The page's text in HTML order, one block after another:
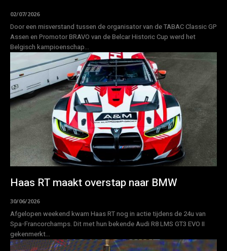
02/07/2026
Door een misverstand tussen de organisator van de TABAC Classic GP
Assen en Promotor BRAVO van de Belcar Historic Cup werd het
Belgisch kampioenschap...
Haas RT maakt overstap naar BMW
30/06/2026
Afgelopen weekend kwam Haas RT nog in actie tijdens de 24u van
Spa-Francorchamps. Dit met hun bekende Audi R8 LMS GT3 EVO II
gekenmerkt...